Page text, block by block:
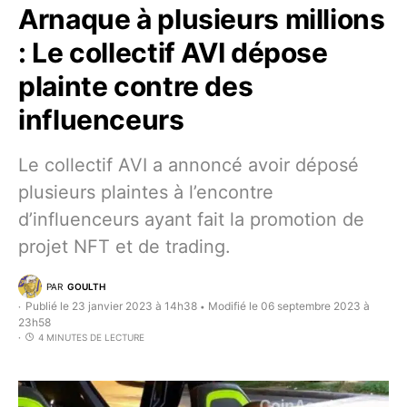
Arnaque à plusieurs millions
: Le collectif AVI dépose
plainte contre des
influenceurs
Le collectif AVI a annoncé avoir déposé
plusieurs plaintes à l’encontre
d’influenceurs ayant fait la promotion de
projet NFT et de trading.
PAR GOULTH
Publié le 23 janvier 2023 à 14h38 • Modifié le 06 septembre 2023 à
23h58
4 MINUTES DE LECTURE